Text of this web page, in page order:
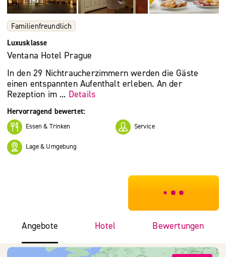
Familienfreundlich
Luxusklasse
Ventana Hotel Prague
In den 29 Nichtraucherzimmern werden die Gäste
einen entspannten Aufenthalt erleben. An der
Rezeption im ... Details
Hervorragend bewertet:
Essen & Trinken Service
Lage & Umgebung
***************
Angebote Hotel Bewertungen